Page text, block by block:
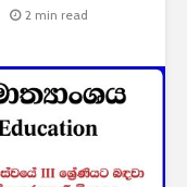
2 min read